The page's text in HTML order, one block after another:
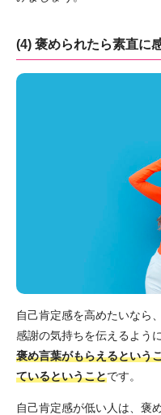
(4) 褒められたら素直に
自己肯定感を高めたいなら
感謝の気持ちを伝えるよう
褒め言葉がもらえるという
ているということです。
自己肯定感が低い人は、褒